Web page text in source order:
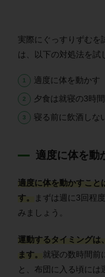
実際にぐっすりずむを
は、以下の対処法を試
適度に体を動かす
夕食は就寝の3時
寝る前に飲酒しな
適度に体を動
適度に体を動かすこと
す。
まずは週に3回程
みましょう。
運動するタイミングは
ます。 就寝の数時間前
と、布団に入る頃に